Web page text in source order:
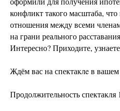
конфликт такого масштаба,
отношения между всеми
на грани реального
Интересно? Приходите,
Ждём вас на спектаклe в вашем
Продолжительность спектакля